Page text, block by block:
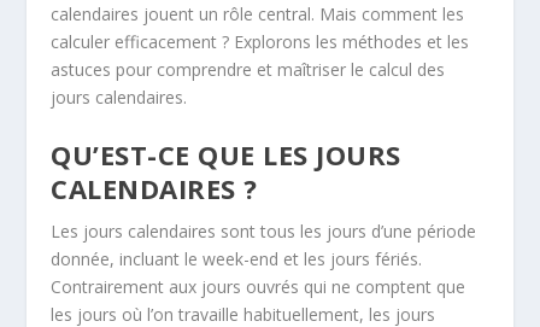
calendaires jouent un rôle central. Mais comment les
calculer efficacement ? Explorons les méthodes et les
astuces pour comprendre et maîtriser le calcul des
jours calendaires.
QU’EST-CE QUE LES JOURS
CALENDAIRES ?
Les jours calendaires sont tous les jours d’une période
donnée, incluant le week-end et les jours fériés.
Contrairement aux jours ouvrés qui ne comptent que
les jours où l’on travaille habituellement, les jours